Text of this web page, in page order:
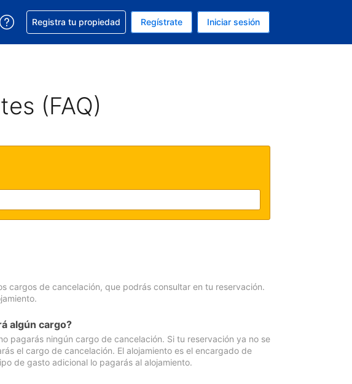
Tu moneda actual es Dólar de EEUU
idioma que prefieres. Tu idioma actual es Español (México)
Obtener ayuda con la reservación
Registra tu propiedad Regístrate Iniciar sesión
(FAQ)
cargos de cancelación, que podrás consultar en tu reservación.
algún cargo?
pagarás ningún cargo de cancelación. Si tu reservación ya no se
el cargo de cancelación. El alojamiento es el encargado de
de gasto adicional lo pagarás al alojamiento.